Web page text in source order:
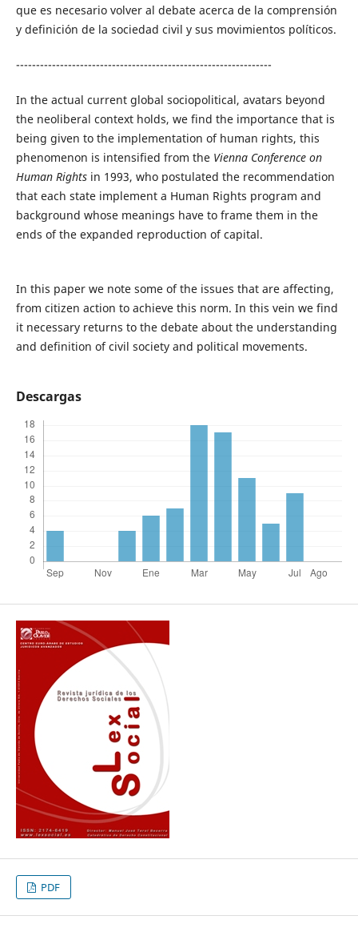
que es necesario volver al debate acerca de la comprensión
y definición de la sociedad civil y sus movimientos políticos.
----------------------------------------------------------------
In the actual current global sociopolitical, avatars beyond
the neoliberal context holds, we find the importance that is
being given to the implementation of human rights, this
phenomenon is intensified from the Vienna Conference on
Human Rights in 1993, who postulated the recommendation
that each state implement a Human Rights program and
background whose meanings have to frame them in the
ends of the expanded reproduction of capital.
In this paper we note some of the issues that are affecting,
from citizen action to achieve this norm. In this vein we find
it necessary returns to the debate about the understanding
and definition of civil society and political movements.
Descargas
PDF